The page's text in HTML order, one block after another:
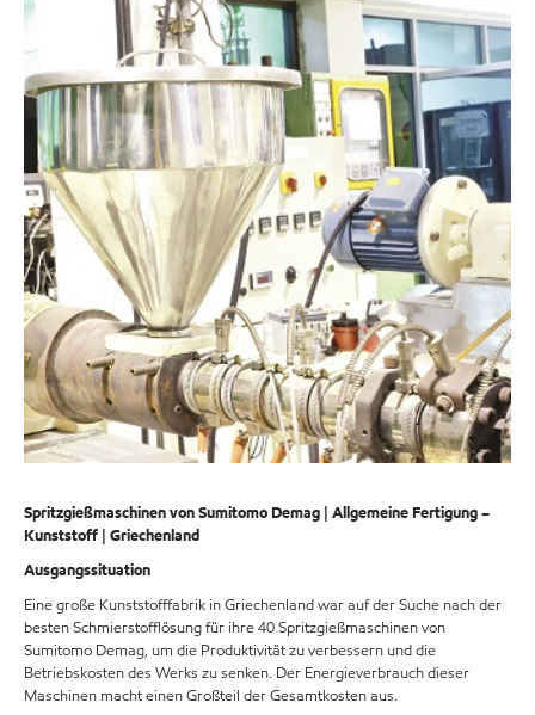
Spritzgießmaschinen von Sumitomo Demag | Allgemeine Fertigung –
Kunststoff | Griechenland
Ausgangssituation
Eine große Kunststofffabrik in Griechenland war auf der Suche nach der
besten Schmierstofflösung für ihre 40 Spritzgießmaschinen von
Sumitomo Demag, um die Produktivität zu verbessern und die
Betriebskosten des Werks zu senken. Der Energieverbrauch dieser
Maschinen macht einen Großteil der Gesamtkosten aus.